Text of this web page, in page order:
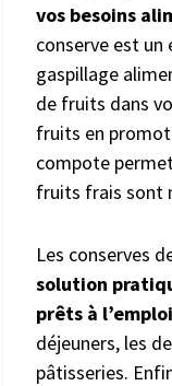
vos besoins
conserve est un
gaspillage
de fruits dans
fruits en
compote
fruits frais sont
Les conserves
solution
prêts à l’emploi
déjeuners, les
pâtisseries.